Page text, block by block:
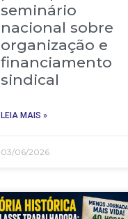
seminário
nacional sobre
organização e
financiamento
sindical
LEIA MAIS »
03/06/2026